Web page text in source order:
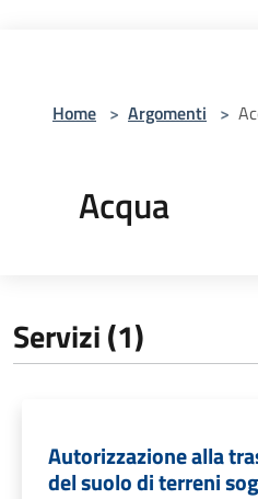
Home > Argomenti >
Acqua
Servizi (1)
Autorizzazione alla
del suolo di terreni